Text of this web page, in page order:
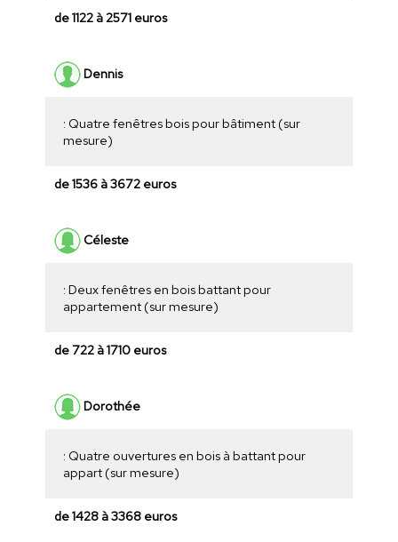
de 1122 à 2571 euros
Dennis
: Quatre fenêtres bois pour bâtiment (sur
mesure)
de 1536 à 3672 euros
Céleste
: Deux fenêtres en bois battant pour
appartement (sur mesure)
de 722 à 1710 euros
Dorothée
: Quatre ouvertures en bois à battant pour
appart (sur mesure)
de 1428 à 3368 euros